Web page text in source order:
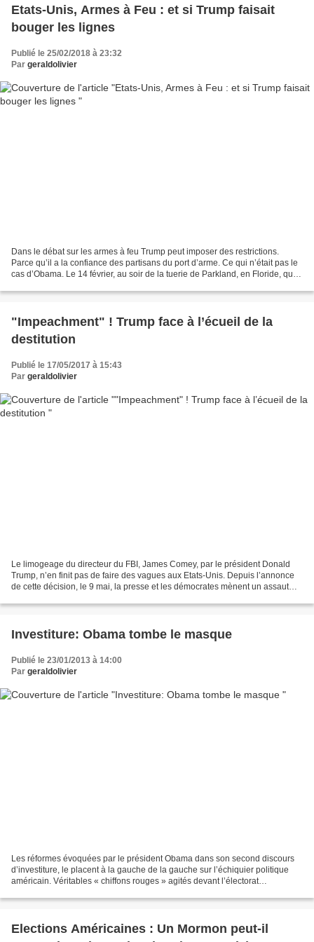
Etats-Unis, Armes à Feu : et si Trump faisait
bouger les lignes
Publié le 25/02/2018 à 23:32
Par geraldolivier
Dans le débat sur les armes à feu Trump peut imposer des restrictions.
Parce qu’il a la confiance des partisans du port d’arme. Ce qui n’était pas le
cas d’Obama. Le 14 février, au soir de la tuerie de Parkland, en Floride, qui a
"Impeachment" ! Trump face à l’écueil de la
destitution
Publié le 17/05/2017 à 15:43
Par geraldolivier
Le limogeage du directeur du FBI, James Comey, par le président Donald
Trump, n’en finit pas de faire des vagues aux Etats-Unis. Depuis l’annonce
de cette décision, le 9 mai, la presse et les démocrates mènent un assaut
Investiture: Obama tombe le masque
Publié le 23/01/2013 à 14:00
Par geraldolivier
Les réformes évoquées par le président Obama dans son second discours
d’investiture, le placent à la gauche de la gauche sur l’échiquier politique
américain. Véritables « chiffons rouges » agités devant l’électorat
Elections Américaines : Un Mormon peut-il